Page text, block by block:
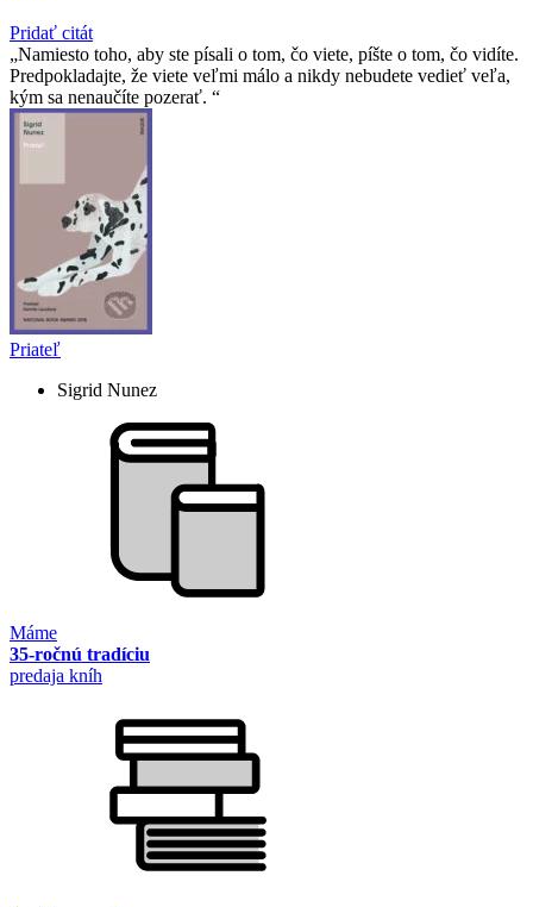
Pridať citát
Namiesto toho, aby ste písali o tom, čo viete, píšte o tom, čo vidíte.
Predpokladajte, že viete veľmi málo a nikdy nebudete vedieť veľa,
kým sa nenaučíte pozerať.
Priateľ
Sigrid Nunez
Máme
35-ročnú tradíciu
predaja kníh